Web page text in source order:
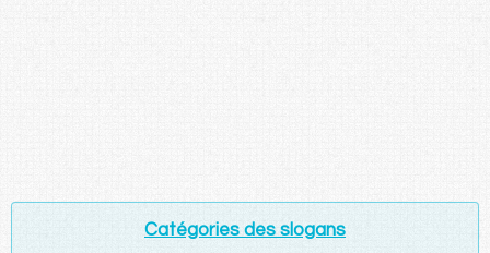
Catégories des slogans